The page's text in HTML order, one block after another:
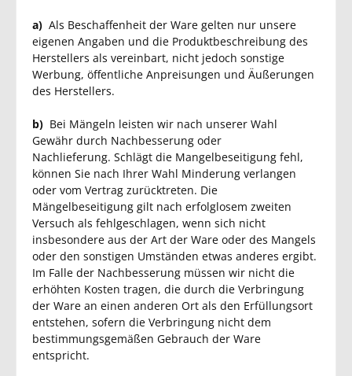
a) Als Beschaffenheit der Ware gelten nur unsere
eigenen Angaben und die Produktbeschreibung des
Herstellers als vereinbart, nicht jedoch sonstige
Werbung, öffentliche Anpreisungen und Äußerungen
des Herstellers.
b) Bei Mängeln leisten wir nach unserer Wahl
Gewähr durch Nachbesserung oder
Nachlieferung. Schlägt die Mangelbeseitigung fehl,
können Sie nach Ihrer Wahl Minderung verlangen
oder vom Vertrag zurücktreten. Die
Mängelbeseitigung gilt nach erfolglosem zweiten
Versuch als fehlgeschlagen, wenn sich nicht
insbesondere aus der Art der Ware oder des Mangels
oder den sonstigen Umständen etwas anderes ergibt.
Im Falle der Nachbesserung müssen wir nicht die
erhöhten Kosten tragen, die durch die Verbringung
der Ware an einen anderen Ort als den Erfüllungsort
entstehen, sofern die Verbringung nicht dem
bestimmungsgemäßen Gebrauch der Ware
entspricht.